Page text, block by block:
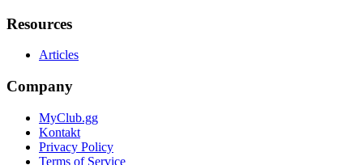
Resources
Articles
Company
MyClub.gg
Kontakt
Privacy Policy
Terms of Service